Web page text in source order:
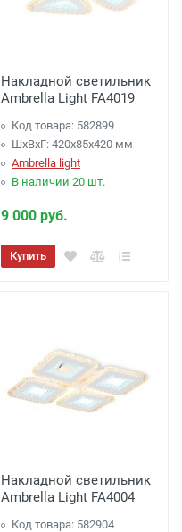
Накладной светильник
Ambrella Light FA4019
Код товара: 582899
ШхВхГ: 420x85x420 мм
Ambrella light
В наличии 20 шт.
9 000 руб.
Купить
Накладной светильник
Ambrella Light FA4004
Код товара: 582904